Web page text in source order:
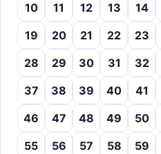
10
11 12 13 14
19
20 21 22 23
28
29 30 31 32
37
38 39 40 41
46
47 48 49 50
55
56 57 58 59